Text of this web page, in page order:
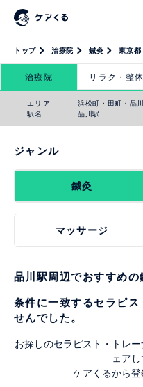
トップ 治療院 鍼灸 東京都
治療院 リラク・整体
エリア
駅名
浜松町・田町・品川
品川駅
ジャンル
鍼灸
マッサージ
品川駅周辺でおすすめ
条件に一致するセラピス
せんでした。
お探しのセラピスト・トレ
ェア
ケアくるから登